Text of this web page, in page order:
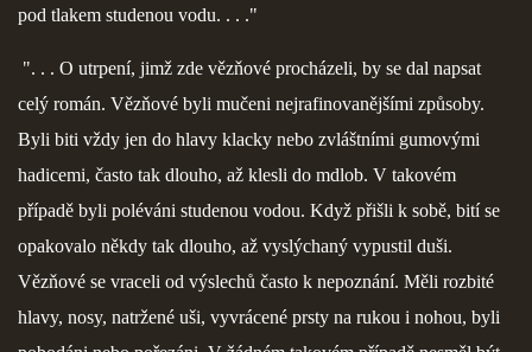
pod tlakem studenou vodu. . . ."
". . . O utrpení, jimž zde vězňové procházeli, by se dal napsat
celý román. Vězňové byli mučeni nejrafinovanějšími způsoby.
Byli biti vždy jen do hlavy klacky nebo zvláštními gumovými
hadicemi, často tak dlouho, až klesli do mdlob. V takovém
případě byli poléváni studenou vodou. Když přišli k sobě, bití se
opakovalo někdy tak dlouho, až vyslýchaný vypustil duši.
Vězňové se vraceli od výslechů často k nepoznání. Měli rozbité
hlavy, nosy, natržené uši, vyvrácené prsty na rukou i nohou, byli